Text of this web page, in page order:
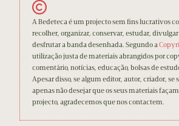
A Bedeteca é um projecto sem fins lucrativos
recolher, organizar, conservar, estudar,
desfrutar a banda desenhada. Segundo a
utilização justa de materiais abrangidos por
comentário, notícias, educação, bolsas de
Apesar disso, se algum editor, autor, criador, se
apenas não desejar que os seus materiais
projecto, agradecemos que nos contactem.